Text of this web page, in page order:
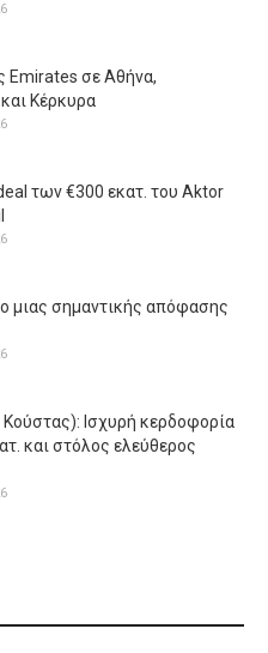
Emirates σε Αθήνα,
Κέρκυρα
των €300 εκατ. του Aktor
μιας σημαντικής απόφασης
Κούστας): Ισχυρή κερδοφορία
και στόλος ελεύθερος